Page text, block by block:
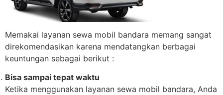
Memakai layanan sewa mobil bandara memang sangat
direkomendasikan karena mendatangkan berbagai
keuntungan sebagai berikut :
Bisa sampai tepat waktu
Ketika menggunakan layanan sewa mobil bandara, Anda